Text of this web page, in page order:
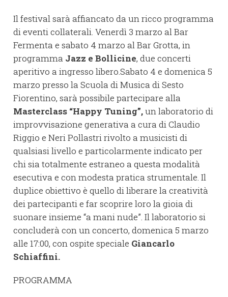
Il festival sarà affiancato da un ricco programma
di eventi collaterali. Venerdì 3 marzo al Bar
Fermenta e sabato 4 marzo al Bar Grotta, in
programma Jazz e Bollicine, due concerti
aperitivo a ingresso libero.Sabato 4 e domenica 5
marzo presso la Scuola di Musica di Sesto
Fiorentino, sarà possibile partecipare alla
Masterclass “Happy Tuning”,un laboratorio di
improvvisazione generativa a cura di Claudio
Riggio e Neri Pollastri rivolto a musicisti di
qualsiasi livello e particolarmente indicato per
chi sia totalmente estraneo a questa modalità
esecutiva e con modesta pratica strumentale. Il
duplice obiettivo è quello di liberare la creatività
dei partecipanti e far scoprire loro la gioia di
suonare insieme “a mani nude”. Il laboratorio si
concluderà con un concerto, domenica 5 marzo
alle 17:00, con ospite speciale Giancarlo
Schiaffini.
PROGRAMMA